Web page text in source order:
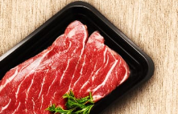
訂
TRACK
匯